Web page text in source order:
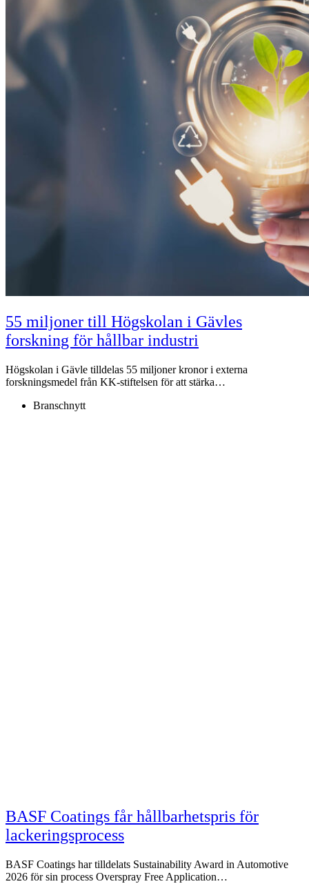
55 miljoner till Högskolan i Gävles
forskning för hållbar industri
Högskolan i Gävle tilldelas 55 miljoner kronor i externa
forskningsmedel från KK-stiftelsen för att stärka…
Branschnytt
BASF Coatings får hållbarhetspris för
lackeringsprocess
BASF Coatings har tilldelats Sustainability Award in Automotive
2026 för sin process Overspray Free Application…